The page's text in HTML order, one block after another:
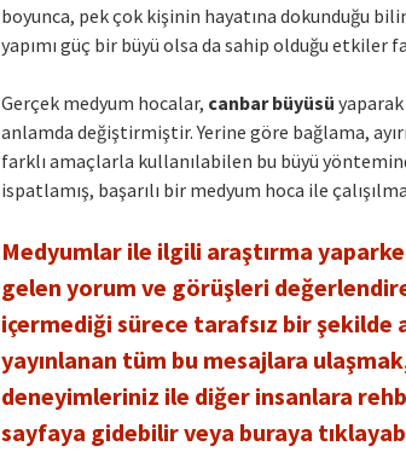
boyunca, pek çok kişinin hayatına dokunduğu
yapımı güç bir büyü olsa da sahip olduğu etkiler
Gerçek medyum hocalar, canbar büyüsü yaparak
anlamda değiştirmiştir. Yerine göre bağlama,
farklı amaçlarla kullanılabilen bu büyü
ispatlamış, başarılı bir medyum hoca ile
Medyumlar ile ilgili araştırma
gelen yorum ve görüşleri
içermediği sürece tarafsız bir şekilde
yayınlanan tüm bu mesajlara
deneyimleriniz ile diğer insanlara
sayfaya gidebilir veya buraya